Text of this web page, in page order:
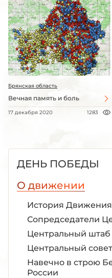
Брянская область
Вечная память и боль
17 декабря 2020 1283
ДЕНЬ ПОБЕДЫ
О движении
История Движения
Сопредседатели
Центральный
Центральный
Навечно в строю
России